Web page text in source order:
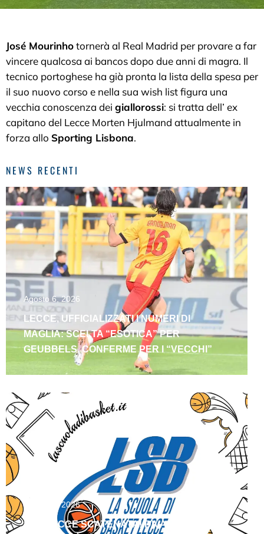
José Mourinhotornerà al Real Madrid per provare a far
vincere qualcosa ai bancos dopo due anni di magra. Il
tecnico portoghese ha già pronta la lista della spesa per
il suo nuovo corso e nella sua wish list figura una
vecchia conoscenza dei giallorossi: si tratta dell’ ex
capitano del Lecce Morten Hjulmand attualmente in
forza allo Sporting Lisbona.
NEWS RECENTI
Agosto 6, 2026
LECCE, UFFICIALIZZATI I NUMERI DI
MAGLIA: SCELTA “ESOTICA” PER
GEUBBELS, CONFERME PER I “VECCHI”
Agosto 6, 2026
LSB LECCE SCATENATA! DIVAC E FLORES